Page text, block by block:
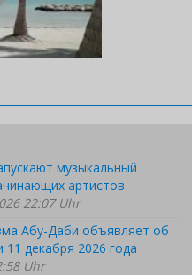
музыкальный
артистов
22:07 Uhr
Абу-Даби объявляет об
декабря 2026 года
Uhr